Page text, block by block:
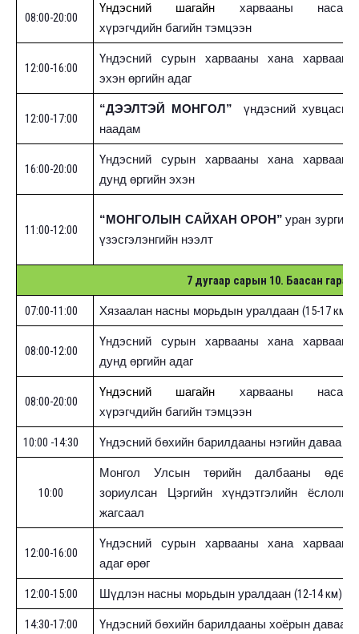
08:00-20:00
Үндэсний шагайн харвааны насанд
хүрэгчдийн багийн тэмцээн
12:00-16:00
Үндэсний сурын харвааны хана харвааны
эхэн өргийн адаг
12:00-17:00
“ДЭЭЛТЭЙ МОНГОЛ”
үндэсний хувцасны
наадам
16:00-20:00
Үндэсний сурын харвааны хана харвааны
дунд өргийн эхэн
11:00-12:00
“МОНГОЛЫН САЙХАН ОРОН” уран зургийн
үзэсгэлэнгийн нээлт
7 дугаар сарын 10. Баасан гараг
07:00-11:00 Хязаалан насны морьдын уралдаан(15-17 км
08:00-12:00
Үндэсний сурын харвааны хана харвааны
дунд өргийн адаг
08:00-20:00
Үндэсний шагайн харвааны насанд
хүрэгчдийн багийн тэмцээн
10:00 -14:30 Үндэсний бөхийн барилдааны нэгийн даваа
10:00
Монгол Улсын төрийн далбааны өдөрт
зориулсан Цэргийн хүндэтгэлийн ёслолын
жагсаал
12:00-16:00
Үндэсний сурын харвааны хана харвааны
адаг өрөг
12:00-15:00 Шүдлэн насны морьдын уралдаан(12-14 км)
14:30-17:00 Үндэсний бөхийн барилдааны хоёрын даваа